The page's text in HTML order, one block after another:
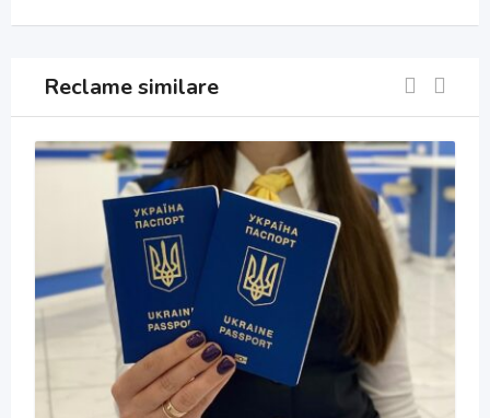
Reclame similare